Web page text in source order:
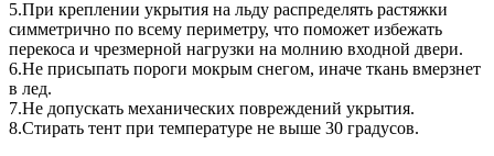
5.При креплении укрытия на льду распределять растяжки
симметрично по всему периметру, что поможет избежать
перекоса и чрезмерной нагрузки на молнию входной двери.
6.Не присыпать пороги мокрым снегом, иначе ткань вмерзнет
в лед.
7.Не допускать механических повреждений укрытия.
8.Стирать тент при температуре не выше 30 градусов.